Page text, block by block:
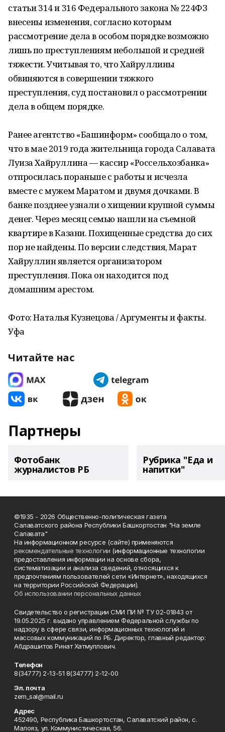
статьи 314 и 316 Федерального закона № 224ФЗ
внесены изменения, согласно которым
рассмотрение дела в особом порядке возможно
лишь по преступлениям небольшой и средней
тяжести. Учитывая то, что Хайруллины
обвиняются в совершении тяжкого
преступления, суд постановил о рассмотрении
дела в общем порядке.
Ранее агентство «Башинформ» сообщало о том,
что в мае 2019 года жительница города Салавата
Луиза Хайруллина — кассир «Россельхозбанка»
отпросилась пораньше с работы и исчезла
вместе с мужем Маратом и двумя дочками. В
банке позднее узнали о хищении крупной суммы
денег. Через месяц семью нашли на съемной
квартире в Казани. Похищенные средства до сих
пор не найдены. По версии следствия, Марат
Хайруллин является организатором
преступления. Пока он находится под
домашним арестом.
Фото: Наталья Кузнецова / Аргументы и факты.
Уфа
Читайте нас
Партнеры
Фотобанк
журналистов РБ
Рубрика "Еда и
напитки"
©1935 - 2026 Общественно-политическая газета
Салаватского района Республики Башкортостан "На земле
Салавата"
На информационном ресурсе (сайте) применяются
рекомендательные технологии (информационные технологии
предоставления информации на основе сбора,
систематизации и анализа сведений, относящихся к
предпочтениям пользователей сети «Интернет», находящихся
на территории Российской Федерации).
Об использовании персональных данных
Свидетельство о регистрации СМИ ПИ № ТУ 02-01843 от
19.05.2025 г. выдано управлением Федеральной службы по
надзору в сфере связи, информационных технологий и
массовых коммуникаций по РБ. Директор, главный редактор:
Абдрашитов Ринат Хатмуллович.
Телефон
8(34777) 2-13-51 8(34777) 2-12-00
Эл. почта
zem_sal@mail.ru
Адрес
452490, Республика Башкортостан, Салаватский район, с.
Малояз, ул. Коммунистическая, 56.